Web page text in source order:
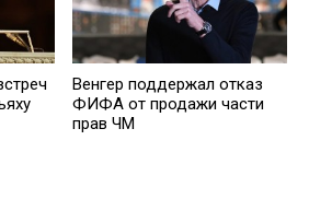
Венгер поддержал отказ
ФИФА от продажи части
прав ЧМ